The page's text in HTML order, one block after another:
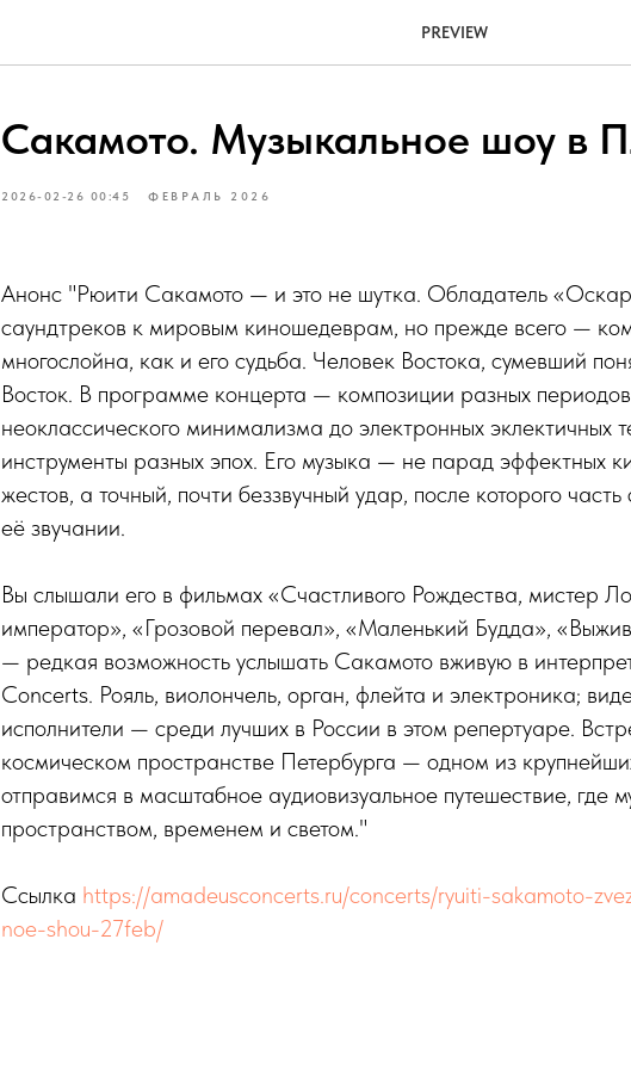
PREVIEW
Сакамото. Музыкальное шоу в
2026-02-26 00:45 ФЕВРАЛЬ 2026
Анонс "Рюити Сакамото — и это не шутка. Обладатель
саундтреков к мировым киношедеврам, но прежде всего —
многослойна, как и его судьба. Человек Востока, сумевший
Восток. В программе концерта — композиции разных
неоклассического минимализма до электронных эклектичных
инструменты разных эпох. Его музыка — не парад эффектных
жестов, а точный, почти беззвучный удар, после которого
её звучании.
Вы слышали его в фильмах «Счастливого Рождества, мистер
император», «Грозовой перевал», «Маленький Будда»,
— редкая возможность услышать Сакамото вживую в
Concerts. Рояль, виолончель, орган, флейта и электроника;
исполнители — среди лучших в России в этом репертуаре.
космическом пространстве Петербурга — одном из
отправимся в масштабное аудиовизуальное путешествие, где
пространством, временем и светом."
Ссылка https://amadeusconcerts.ru/concerts/ryuiti-sakamoto-
noe-shou-27feb/